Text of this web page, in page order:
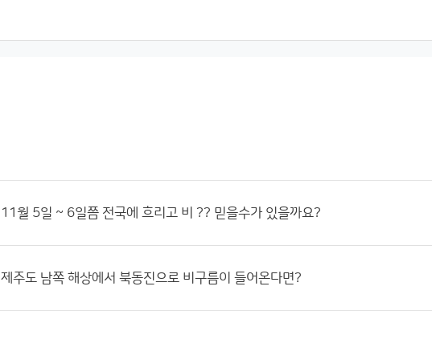
11월 5일 ~ 6일쯤 전국에 흐리고 비 ?? 믿을수가 있을까요?
제주도 남쪽 해상에서 북동진으로 비구름이 들어온다면?